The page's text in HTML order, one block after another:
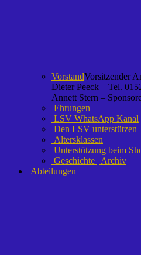
VorstandVorsitzender
Dieter Peeck – Tel.
Annett Stern –
Ehrungen
LSV WhatsApp Kanal
Den LSV unterstützen
Altersklassen
Unterstützung beim
Geschichte | Archiv
Abteilungen